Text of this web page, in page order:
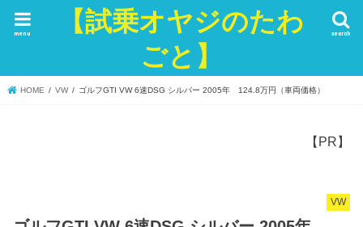
【試乗オヤジのたわ
ごと】
search
menu
HOME VW ゴルフGTI VW 6速DSG シルバー 2005年 124.8万円（車両価格）
【PR】
VW